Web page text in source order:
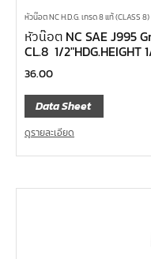
หัวน๊อต NC H.D.G. เกรด 8 แท้ (CLASS 8)
หัวน๊อต NC SAE J995
CL.8 1/2″HDG.HEIGHT
36.00
Data Sheet
ดูรายละเอียด